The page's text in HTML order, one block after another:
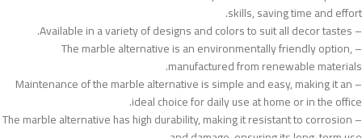
skills, saving time and effort.
– Available in a variety of designs and colors to suit all decor tastes.
– The marble alternative is an environmentally friendly option,
manufactured from renewable materials.
– Maintenance of the marble alternative is simple and easy, making it an
ideal choice for daily use at home or in the office.
– The marble alternative has high durability, making it resistant to corrosion